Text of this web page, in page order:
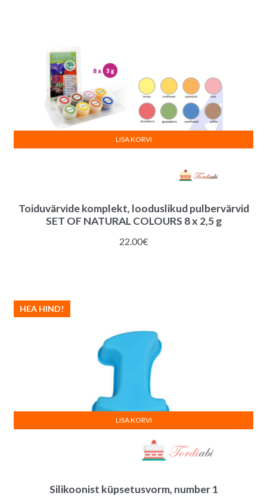
Toiduvärvide komplekt, looduslikud pulbervärvid
SET OF NATURAL COLOURS 8 x 2,5 g
22.00€
LISA KORVI
Silikoonist küpsetusvorm, number 1
HEA HIND!
LISA KORVI